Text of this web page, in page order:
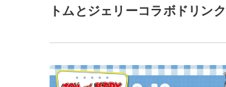
トムとジェリーコラボドリン